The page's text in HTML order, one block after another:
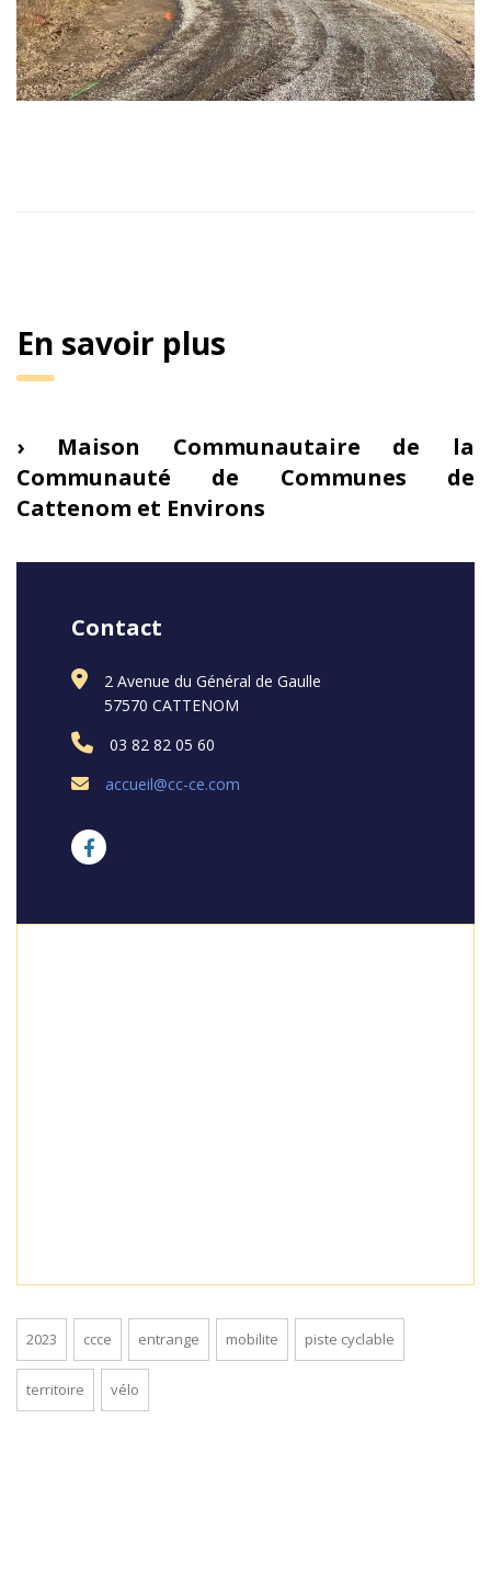
En savoir plus
› Maison Communautaire de la
Communauté de Communes de
Cattenom et Environs
Contact
2 Avenue du Général de Gaulle
57570 CATTENOM
03 82 82 05 60
accueil@cc-ce.com
2023 ccce entrange mobilite piste cyclable
territoire vélo